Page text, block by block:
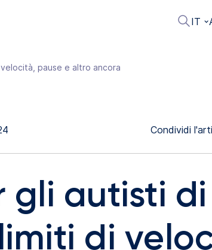
IT
pause e altro ancora
Condividi
gli autisti di
di